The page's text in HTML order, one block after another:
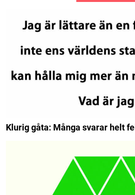
Klurig gåta: Många svarar helt fel